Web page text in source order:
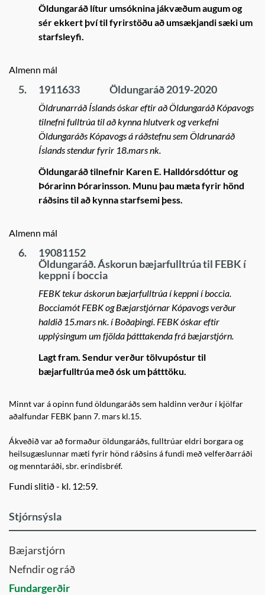
Öldungaráð lítur umsóknina jákvæðum augum og
sér ekkert því til fyrirstöðu að umsækjandi sæki um
starfsleyfi.
Almenn mál
5. 1911633 Öldungaráð 2019-2020
Öldrunarráð Íslands óskar eftir að Öldungaráð Kópavogs
tilnefni fulltrúa til að kynna hlutverk og verkefni
Öldungaráðs Kópavogs á ráðstefnu sem Öldrunaráð
Íslands stendur fyrir 18.mars nk.
Öldungaráð tilnefnir Karen E. Halldórsdóttur og
Þórarinn Þórarinsson. Munu þau mæta fyrir hönd
ráðsins til að kynna starfsemi þess.
Almenn mál
6.
19081152
Öldungaráð. Áskorun bæjarfulltrúa til FEBK í
keppni í boccia
FEBK tekur áskorun bæjarfulltrúa í keppni í boccia.
Bocciamót FEBK og Bæjarstjórnar Kópavogs verður
haldið 15.mars nk. í Boðaþingi. FEBK óskar eftir
upplýsingum um fjölda þátttakenda frá bæjarstjórn.
Lagt fram. Sendur verður tölvupóstur til
bæjarfulltrúa með ósk um þátttöku.
Minnt var á opinn fund öldungaráðs sem haldinn verður í kjölfar
aðalfundar FEBK þann 7. mars kl.15.
Ákveðið var að formaður öldungaráðs, fulltrúar eldri borgara og
heilsugæslunnar mæti fyrir hönd ráðsins á fundi með velferðarráði
og menntaráði, sbr. erindisbréf.
Fundi slitið - kl. 12:59.
Stjórnsýsla
Bæjarstjórn
Nefndir og ráð
Fundargerðir